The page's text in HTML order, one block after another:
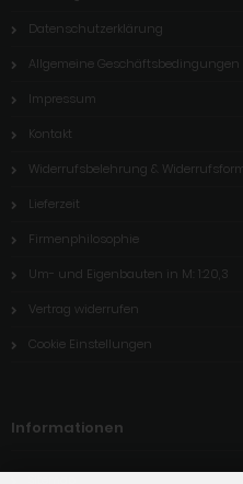
Datenschutzerklärung
Allgemeine
Impressum
Kontakt
Widerrufsbelehrung &
Lieferzeit
Firmenphilosophie
Um- und Eigenbauten in M: 1:20,3
Vertrag widerrufen
Cookie Einstellungen
Informationen